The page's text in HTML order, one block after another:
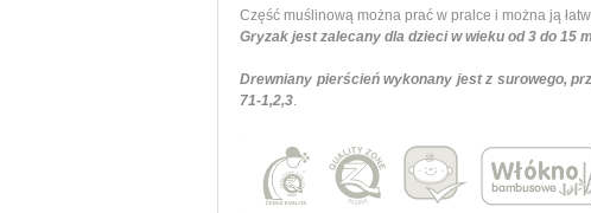
Część muślinową można prać w pralce i można ją
Gryzak jest zalecany dla dzieci w wieku od 3 do 15
Drewniany pierścień wykonany jest z surowego,
71-1,2,3.